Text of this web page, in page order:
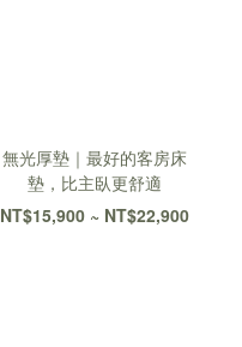
無光厚墊｜最好的客房床
墊，比主臥更舒適
NT$15,900 ~ NT$22,900